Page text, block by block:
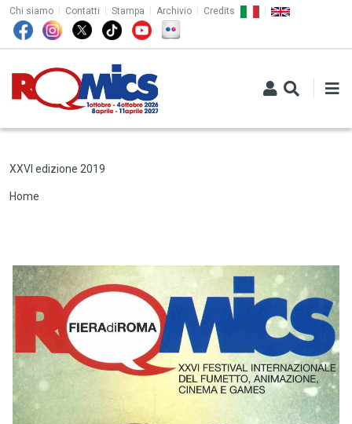
Salta al contenuto principale
TOP MENU
Chi siamo Contatti Stampa Archivio Credits
XXVI edizione 2019
Briciole di pane
Home